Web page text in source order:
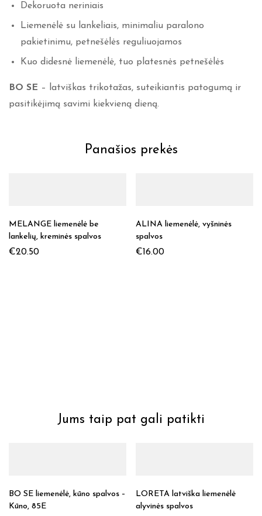
Dekoruota neriniais
Liemenėlė su lankeliais, minimaliu paralono
pakietinimu, petnešėlės reguliuojamos
Kuo didesnė liemenėlė, tuo platesnės petnešėlės
BO SE – latviškas trikotažas, suteikiantis patogumą ir
pasitikėjimą savimi kiekvieną dieną.
Panašios prekės
MELANGE liemenėlė be
lankelių, kreminės spalvos
€20.50
ALINA liemenėlė, vyšninės
spalvos
€16.00
Jums taip pat gali patikti
BO SE liemenėlė, kūno spalvos –
Kūno, 85E
LORETA latviška liemenėlė
alyvinės spalvos